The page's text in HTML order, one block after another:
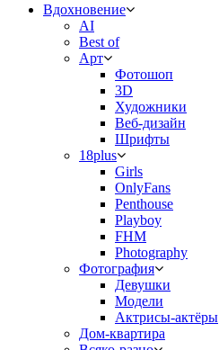
Вдохновение
AI
Best of
Арт
Фотошоп
3D
Художники
Веб-дизайн
Шрифты
18plus
Girls
OnlyFans
Penthouse
Playboy
FHM
Photography
Фотография
Девушки
Модели
Актрисы-актёры
Дом-квартира